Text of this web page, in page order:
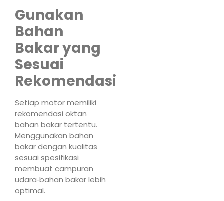
Gunakan
Bahan
Bakar yang
Sesuai
Rekomendasi
Setiap motor memiliki
rekomendasi oktan
bahan bakar tertentu.
Menggunakan bahan
bakar dengan kualitas
sesuai spesifikasi
membuat campuran
udara‑bahan bakar lebih
optimal.